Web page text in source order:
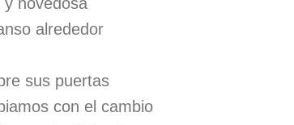
alrededor
sus puertas
con el cambio